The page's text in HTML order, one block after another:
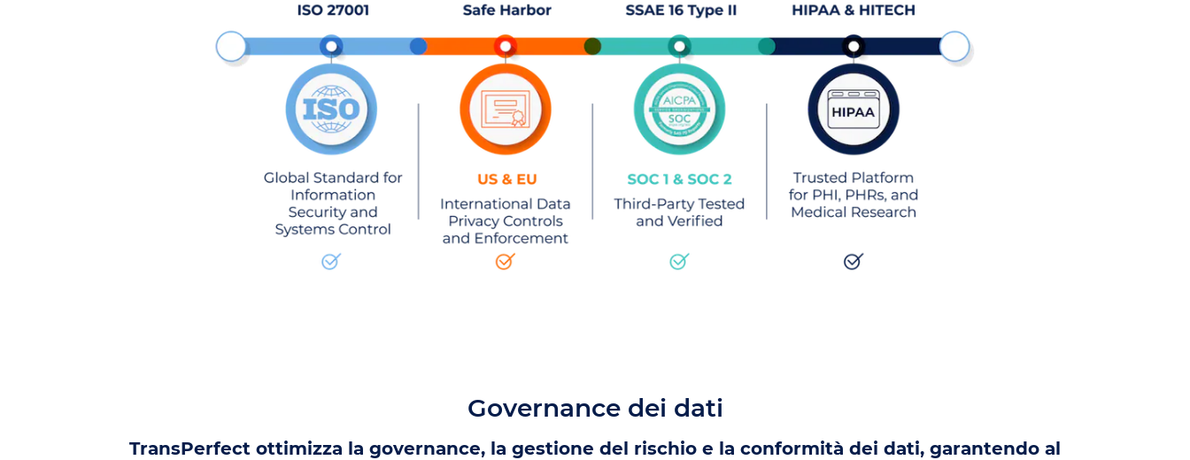
Governance dei dati
TransPerfect ottimizza la governance, la gestione del rischio e la conformità dei dati, garantendo al